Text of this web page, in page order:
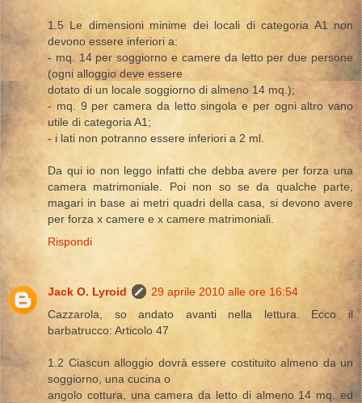
1.5 Le dimensioni minime dei locali di categoria A1 non
devono essere inferiori a:
- mq. 14 per soggiorno e camere da letto per due persone
(ogni alloggio deve essere
dotato di un locale soggiorno di almeno 14 mq.);
- mq. 9 per camera da letto singola e per ogni altro vano
utile di categoria A1;
- i lati non potranno essere inferiori a 2 ml.
Da qui io non leggo infatti che debba avere per forza una
camera matrimoniale. Poi non so se da qualche parte,
magari in base ai metri quadri della casa, si devono avere
per forza x camere e x camere matrimoniali.
Rispondi
Jack O. Lyroid
29 aprile 2010 alle ore 16:54
Cazzarola, so andato avanti nella lettura. Ecco il
barbatrucco: Articolo 47
1.2 Ciascun alloggio dovrà essere costituito almeno da un
soggiorno, una cucina o
angolo cottura, una camera da letto di almeno 14 mq. ed